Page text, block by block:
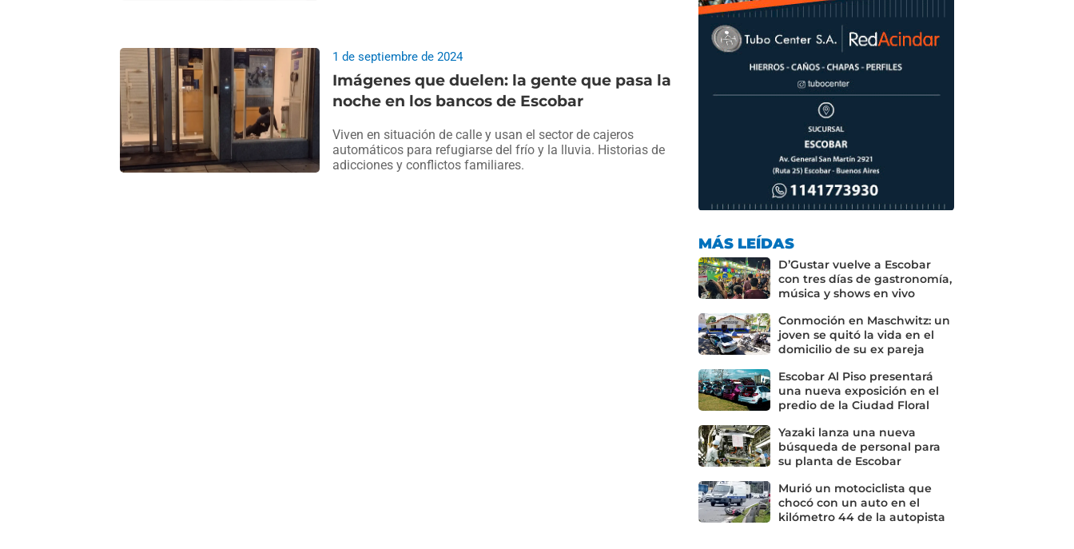
Imágenes que duelen: la gente que pasa la
noche en los bancos de Escobar
1 de septiembre de 2024
Viven en situación de calle y usan el sector de cajeros
automáticos para refugiarse del frío y la lluvia. Historias de
adicciones y conflictos familiares.
MÁS LEÍDAS
D’Gustar vuelve a Escobar
con tres días de gastronomía,
música y shows en vivo
Conmoción en Maschwitz: un
joven se quitó la vida en el
domicilio de su ex pareja
Escobar Al Piso presentará
una nueva exposición en el
predio de la Ciudad Floral
Yazaki lanza una nueva
búsqueda de personal para
su planta de Escobar
Murió un motociclista que
chocó con un auto en el
kilómetro 44 de la autopista